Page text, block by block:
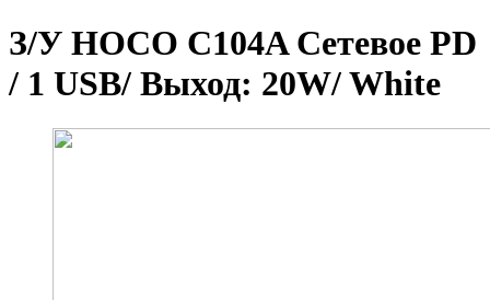
З/У HOCO C104A Сетевое PD
/ 1 USB/ Выход: 20W/ White